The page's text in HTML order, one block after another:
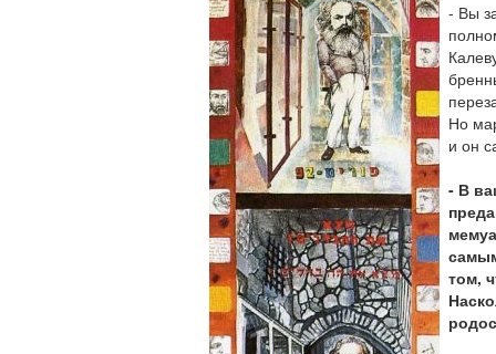
- Вы
Но
и он
- В
том,